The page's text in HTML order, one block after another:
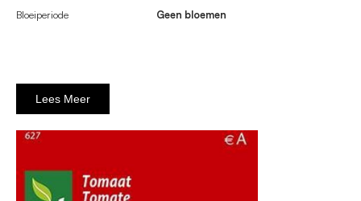
Bloeiperiode Geen bloemen
Lees Meer